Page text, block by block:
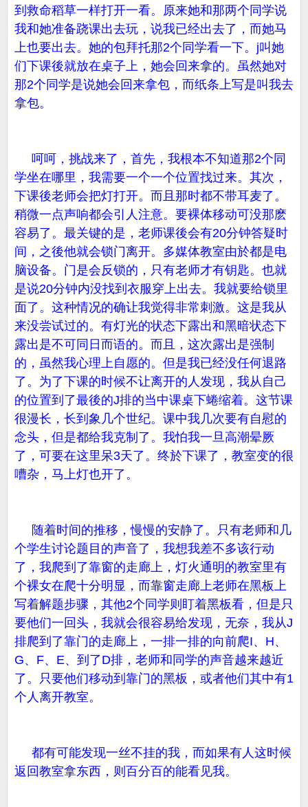
到救命稻草一样打开一看。原来她和那两个同学说
我和她准备跷课出去玩，说我已经出去了，而她马
上也要出去。她的包拜托那2个同学看一下。j叫她
们下课後就放在桌子上，她会回来拿的。虽然她对
那2个同学是说她会回来拿包，而纸条上写是叫我去
拿包。
呵呵，挑战来了，首先，我根本不知道那2个同
学坐在哪里，我需要一个一个位置找过来。其次，
下课後老师会把灯打开。而且那时都不带耳麦了。
稍微一点声响都会引人注意。要裸体移动可没那麽
容易了。最关键的是，老师课後会有20分钟答疑时
间，之後他就会锁门离开。多媒体教室由於都是电
脑设备。门是会反锁的，只有老师才有钥匙。也就
是说20分钟内没找到衣服穿上出去。我就要给锁里
面了。这种情况的确让我觉得非常刺激。这是我从
来没尝试过的。有灯光的状态下露出和黑暗状态下
露出是不可同日而语的。而且，这次露出是强制
的，虽然我心理上自愿的。但是我已经没任何退路
了。为了下课的时候不让离开的人发现，我从自己
的位置到了最後的J排的当中课桌下蜷缩着。这节课
很漫长，长到象几个世纪。课中我几次要有自慰的
念头，但是都给我克制了。我怕我一旦高潮晕厥
了，可要在这里呆3天了。终於下课了，教室变的很
嘈杂，马上灯也开了。
随着时间的推移，慢慢的安静了。只有老师和几
个学生讨论题目的声音了，我想我差不多该行动
了，我爬到了靠窗的走廊上，灯火通明的教室里有
个裸女在爬十分明显，而靠窗走廊上老师在黑板上
写着解题步骤，其他2个同学则盯着黑板看，但是只
要他们一回头，我就会很容易给发现，无奈，我从J
排爬到了靠门的走廊上，一排一排的向前爬I、H、
G、F、E、到了D排，老师和同学的声音越来越近
了。只要他们移动到靠门的黑板，或者他们其中有1
个人离开教室。
都有可能发现一丝不挂的我，而如果有人这时候
返回教室拿东西，则百分百的能看见我。